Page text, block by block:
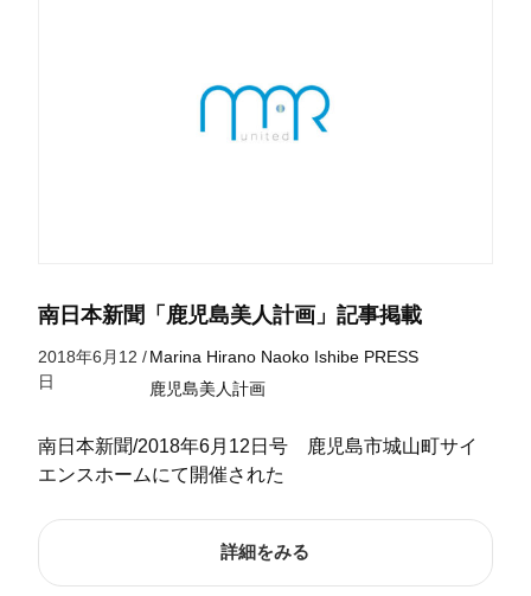
南日本新聞「鹿児島美人計画」記事掲載
2018年6月12
日
/Marina Hirano Naoko Ishibe PRESS
鹿児島美人計画
南日本新聞/2018年6月12日号 鹿児島市城山町サイ
エンスホームにて開催された
詳細をみる